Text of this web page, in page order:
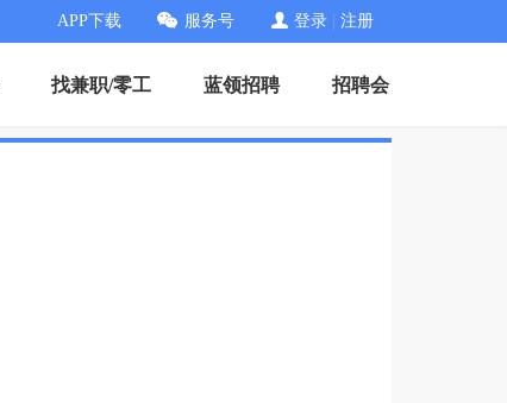
APP下载 服务号 登录 注册
找兼职/零工 蓝领招聘 招聘会